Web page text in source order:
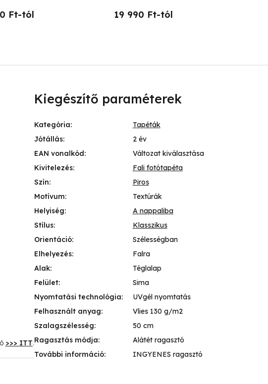
Ft-tól 19 990 Ft-tól
>>> ITT.
Kiegészítő paraméterek
Kategória:
Tapéták
Jótállás:
2 év
EAN vonalkód:
Változat kiválasztása
Kivitelezés:
Fali fotótapéta
Szín:
Piros
Motívum:
Textúrák
Helyiség:
A nappaliba
Stílus:
Klasszikus
Orientáció:
Szélességban
Elhelyezés:
Falra
Alak:
Téglalap
Felület:
Sima
Nyomtatási technológia:
UVgél nyomtatás
Felhasznált anyag:
Vlies 130 g/m2
Szalagszélesség:
50 cm
Ragasztás módja:
Alátét ragasztó
További információ: INGYENES ragasztó